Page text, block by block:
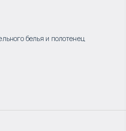
белья и полотенец